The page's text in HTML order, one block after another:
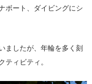
ボート、ダイビングにシ
ましたが、年輪を多く刻
ティビティ。